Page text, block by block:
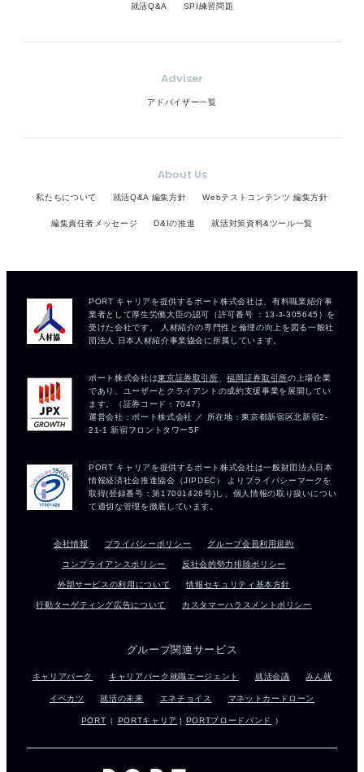
就活Q&A SPI練習問題
Adviser
アドバイザー一覧
About Us
私たちについて 就活Q&A 編集方針 Webテストコンテンツ 編集方針
編集責任者メッセージ D&Iの推進 就活対策資料&ツール一覧
会社情報 プライバシーポリシー グループ会員利用規約
コンプライアンスポリシー 反社会的勢力排除ポリシー
外部サービスの利用について 情報セキュリティ基本方針
行動ターゲティング広告について カスタマーハラスメントポリシー